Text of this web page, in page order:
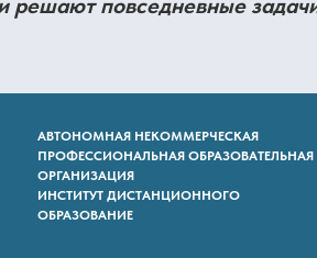
АВТОНОМНАЯ НЕКОММЕРЧЕСКАЯ
ПРОФЕССИОНАЛЬНАЯ ОБРАЗОВАТЕЛЬНАЯ
ОРГАНИЗАЦИЯ
ИНСТИТУТ ДИСТАНЦИОННОГО
ОБРАЗОВАНИЕ